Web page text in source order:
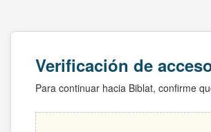
Verificación de
Para continuar hacia Biblat, confirme